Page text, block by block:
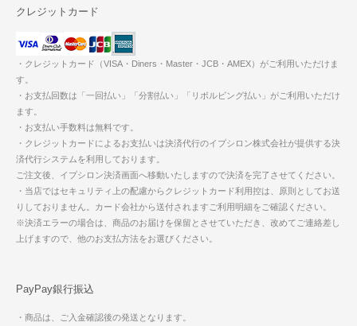
クレジットカード
・クレジットカード（VISA・Diners・Master・JCB・AMEX）がご利用いただけま
す。
・お支払回数は「一回払い」「分割払い」「リボルビング払い」がご利用いただけ
ます。
・お支払い手数料は無料です。
・クレジットカードによるお支払いは決済代行のイプシロン株式会社が提供する決
済代行システムを利用しております。
ご注文後、イプシロン決済画面へ移動いたしますので決済を完了させてください。
・当店ではセキュリティ上の配慮からクレジットカード利用控は、原則としてお送
りしておりません。カード会社から送付されますご利用明細をご確認ください。
※決済エラーの場合は、商品のお届けを保留とさせていただき、改めてご連絡差し
上げますので、他のお支払方法をお選びください。
PayPay銀行振込
・商品は、ご入金確認後の発送となります。